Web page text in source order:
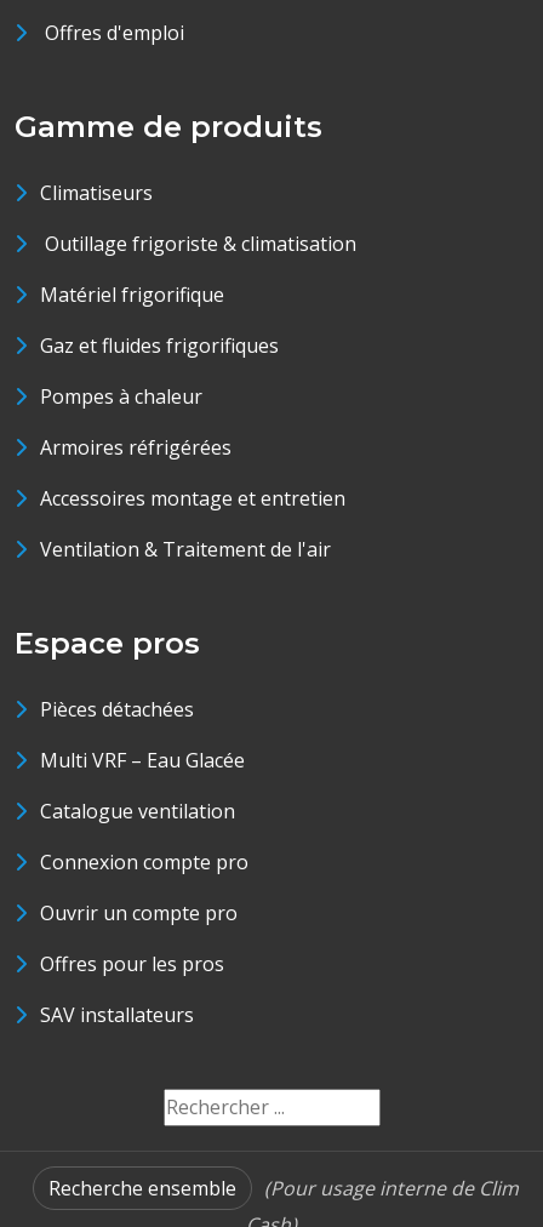
Offres d'emploi
Gamme de produits
Climatiseurs
Outillage frigoriste & climatisation
Matériel frigorifique
Gaz et fluides frigorifiques
Pompes à chaleur
Armoires réfrigérées
Accessoires montage et entretien
Ventilation & Traitement de l'air
Espace pros
Pièces détachées
Multi VRF – Eau Glacée
Catalogue ventilation
Connexion compte pro
Ouvrir un compte pro
Offres pour les pros
SAV installateurs
Recherche ensemble
(Pour usage interne de Clim